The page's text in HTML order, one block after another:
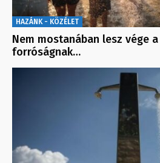
HAZÁNK - KÖZÉLET
Nem mostanában lesz vége
forróságnak…